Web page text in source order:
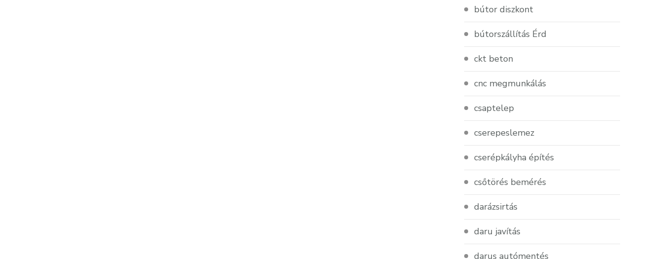
bútor diszkont
bútorszállítás Érd
ckt beton
cnc megmunkálás
csaptelep
cserepeslemez
cserépkályha építés
csőtörés bemérés
darázsirtás
daru javítás
darus autómentés